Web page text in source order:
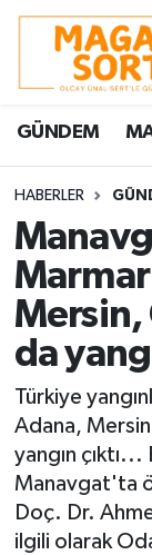
GÜNDEM
HABERLER
Mersin,
da
Türkiye
Adana,
yangın
Manavgat'ta
Doç. Dr.
ilgili olarak
Nöbetçi
Hava
Trafik
Süper Lig
Tüm
Son
Haber